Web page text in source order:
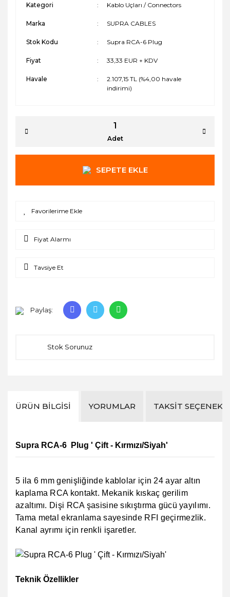
Kategori Kablo Uçları / Connectors
Marka SUPRA CABLES
Stok Kodu Supra RCA-6 Plug
Fiyat 33,33 EUR + KDV
Havale
2.107,15 TL (%4,00 havale
indirimi)
Adet
SEPETE EKLE
Fiyat Alarmı
Tavsiye Et
Paylaş:
Stok Sorunuz
ÜRÜN BILGISI YORUMLAR TAKSIT
Supra RCA-6 Plug ' Çift - Kırmızı/Siyah'
5 ila 6 mm genişliğinde kablolar için 24 ayar altın
kaplama RCA kontakt. Mekanik kıskaç gerilim
azaltımı. Dişi RCA şasisine sıkıştırma gücü yayılımı.
Tama metal ekranlama sayesinde RFI geçirmezlik.
Kanal ayrımı için renkli işaretler.
Teknik Özellikler